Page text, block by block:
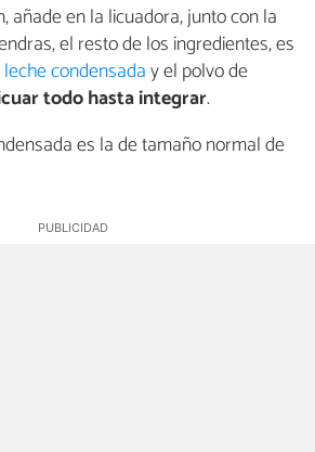
añade en la licuadora, junto con la
el resto de los ingredientes, es
leche condensaday el polvo de
todo hasta integrar.
es la de tamaño normal de